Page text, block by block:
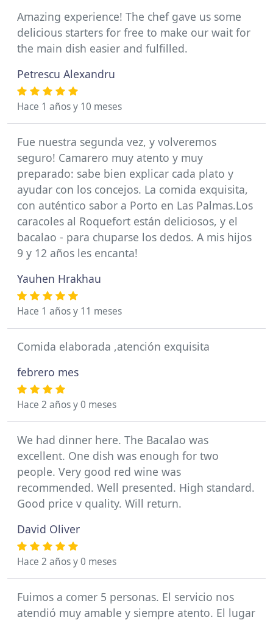
Amazing experience! The chef gave us some
delicious starters for free to make our wait for
the main dish easier and fulfilled.
Petrescu Alexandru
Hace 1 años y 10 meses
Fue nuestra segunda vez, y volveremos
seguro! Camarero muy atento y muy
preparado: sabe bien explicar cada plato y
ayudar con los concejos. La comida exquisita,
con auténtico sabor a Porto en Las Palmas.Los
caracoles al Roquefort están deliciosos, y el
bacalao - para chuparse los dedos. A mis hijos
9 y 12 años les encanta!
Yauhen Hrakhau
Hace 1 años y 11 meses
Comida elaborada ,atención exquisita
febrero mes
Hace 2 años y 0 meses
We had dinner here. The Bacalao was
excellent. One dish was enough for two
people. Very good red wine was
recommended. Well presented. High standard.
Good price v quality. Will return.
David Oliver
Hace 2 años y 0 meses
Fuimos a comer 5 personas. El servicio nos
atendió muy amable y siempre atento. El lugar